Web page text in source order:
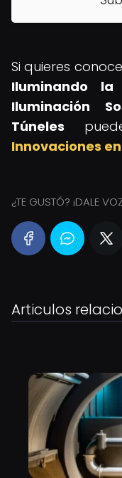
Si quieres
Iluminando la
Iluminación
Túneles
Innovaciones
¿TE GUSTÓ? ¡DALE
Articulos